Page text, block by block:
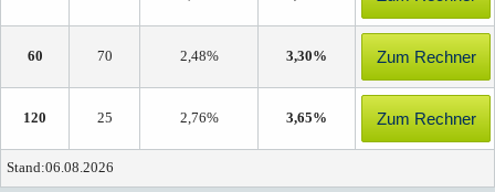
60 70 2,48% 3,30% Zum Rechner
120 25 2,76% 3,65% Zum Rechner
Stand:06.08.2026